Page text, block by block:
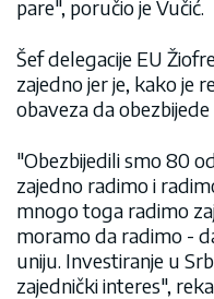
pare", poručio je Vučić.
Šef delegacije EU
zajedno jer je, kako je
obaveza da
"Obezbijedili smo 80
zajedno radimo i
mnogo toga radimo
moramo da radimo -
uniju. Investiranje u
zajednički interes",